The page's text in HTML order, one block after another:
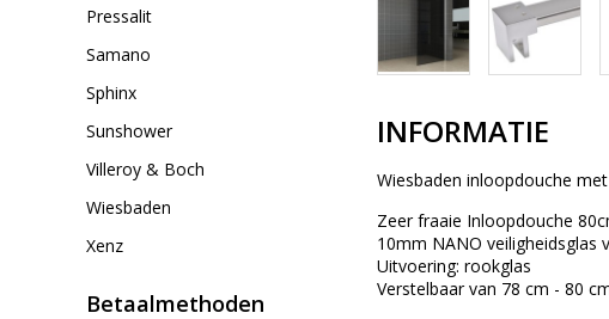
Pressalit
Samano
Sphinx
Sunshower
Villeroy & Boch
Wiesbaden
Xenz
Betaalmethoden
INFORMATIE
Wiesbaden inloopdouche
Zeer fraaie Inloopdouche
10mm NANO veiligheidsglas
Uitvoering: rookglas
Verstelbaar van 78 cm - 80